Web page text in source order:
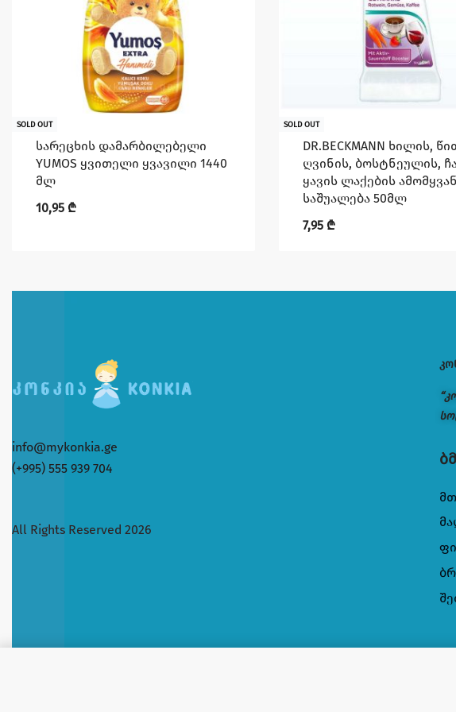
SOLD OUT
სარეცხის დამარბილებელი
YUMOS ყვითელი ყვავილი 1440
მლ
10,95 ₾
SOLD OUT
DR.BECKMANN ხილის,
ღვინის, ბოსტნეულის,
ყავის ლაქების
საშუალება 50მლ
7,95 ₾
info@mykonkia.ge
(+995) 555 939 704
All Rights Reserved 2026